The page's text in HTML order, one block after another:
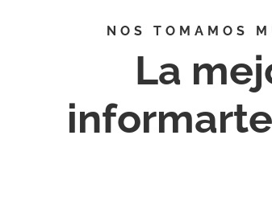
NOS TOMAMOS
La